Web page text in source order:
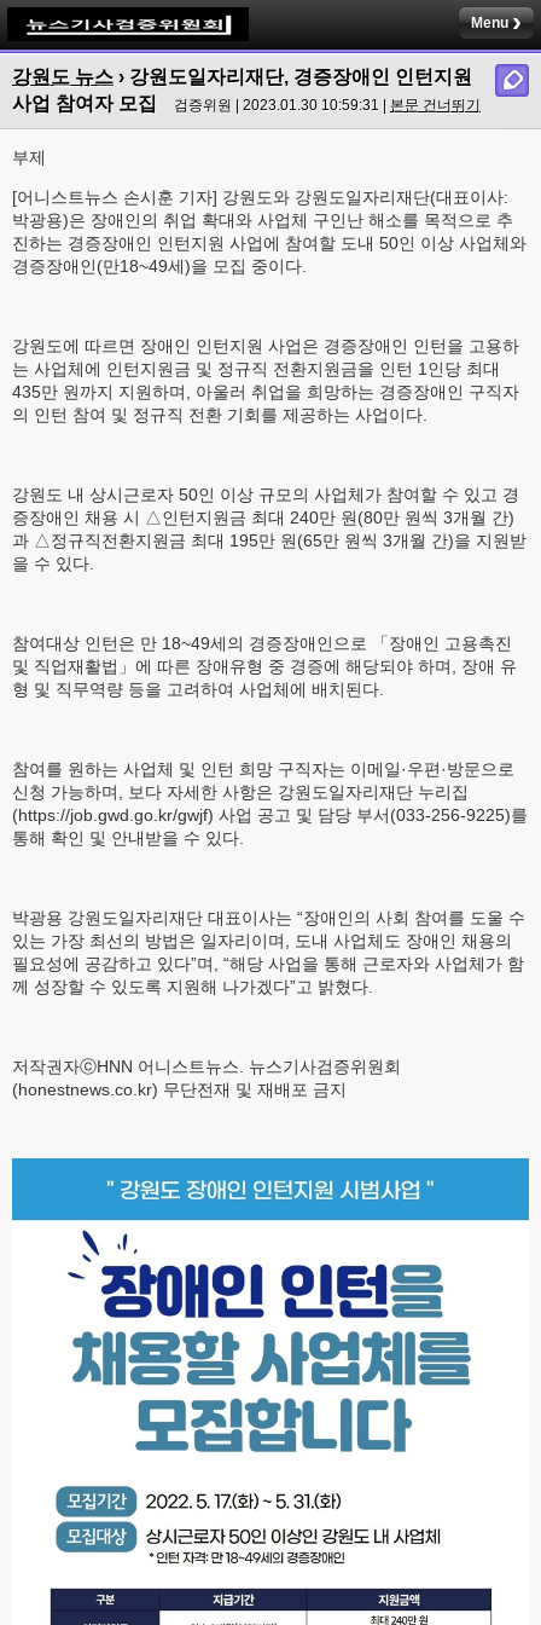
Menu
강원도 뉴스 › 강원도일자리재단, 경증장애인 인턴지원
사업 참여자 모집
검증위원 | 2023.01.30 10:59:31 | 본문 건너뛰기
부제
[어니스트뉴스 손시훈 기자] 강원도와 강원도일자리재단(대표이사:
박광용)은 장애인의 취업 확대와 사업체 구인난 해소를 목적으로 추
진하는 경증장애인 인턴지원 사업에 참여할 도내 50인 이상 사업체와
경증장애인(만18~49세)을 모집 중이다.
강원도에 따르면 장애인 인턴지원 사업은 경증장애인 인턴을 고용하
는 사업체에 인턴지원금 및 정규직 전환지원금을 인턴 1인당 최대
435만 원까지 지원하며, 아울러 취업을 희망하는 경증장애인 구직자
의 인턴 참여 및 정규직 전환 기회를 제공하는 사업이다.
강원도 내 상시근로자 50인 이상 규모의 사업체가 참여할 수 있고 경
증장애인 채용 시 △인턴지원금 최대 240만 원(80만 원씩 3개월 간)
과 △정규직전환지원금 최대 195만 원(65만 원씩 3개월 간)을 지원받
을 수 있다.
참여대상 인턴은 만 18~49세의 경증장애인으로 「장애인 고용촉진
및 직업재활법」에 따른 장애유형 중 경증에 해당되야 하며, 장애 유
형 및 직무역량 등을 고려하여 사업체에 배치된다.
참여를 원하는 사업체 및 인턴 희망 구직자는 이메일·우편·방문으로
신청 가능하며, 보다 자세한 사항은 강원도일자리재단 누리집
(https://job.gwd.go.kr/gwjf) 사업 공고 및 담당 부서(033-256-9225)를
통해 확인 및 안내받을 수 있다.
박광용 강원도일자리재단 대표이사는 “장애인의 사회 참여를 도울 수
있는 가장 최선의 방법은 일자리이며, 도내 사업체도 장애인 채용의
필요성에 공감하고 있다”며, “해당 사업을 통해 근로자와 사업체가 함
께 성장할 수 있도록 지원해 나가겠다”고 밝혔다.
저작권자ⓒHNN 어니스트뉴스. 뉴스기사검증위원회
(honestnews.co.kr) 무단전재 및 재배포 금지